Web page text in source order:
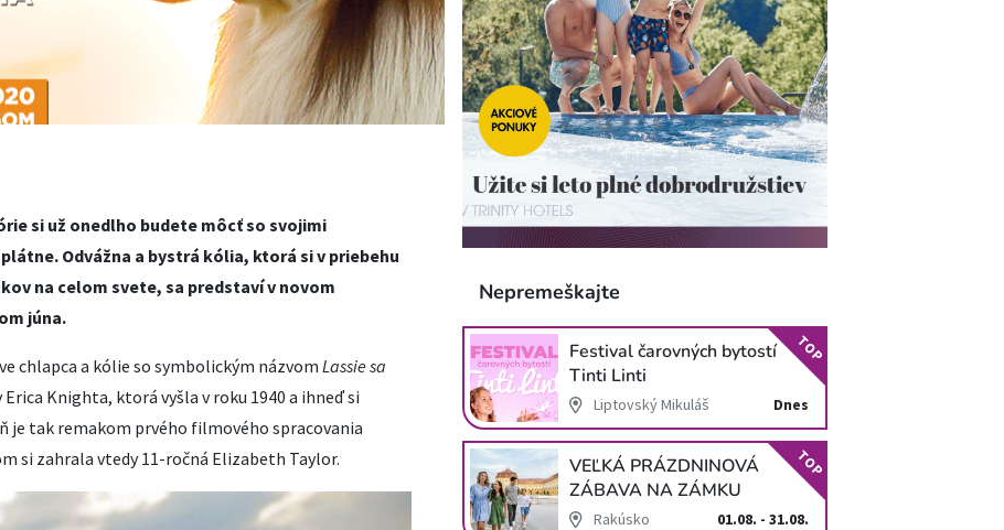
si už onedlho budete môcť so svojimi
Odvážna a bystrá kólia, ktorá si v priebehu
na celom svete, sa predstaví v novom
júna.
chlapca a kólie so symbolickým názvom Lassie sa
Knighta, ktorá vyšla v roku 1940 a ihneď si
je tak remakom prvého filmového spracovania
si zahrala vtedy 11-ročná Elizabeth Taylor.
Nepremeškajte
Festival čarovných bytostí
Tinti Linti
Liptovský Mikuláš Dnes
TOP
VEĽKÁ PRÁZDNINOVÁ
ZÁBAVA NA ZÁMKU
SCHLOSS HOF
Rakúsko 01.08. - 31.08.
TOP